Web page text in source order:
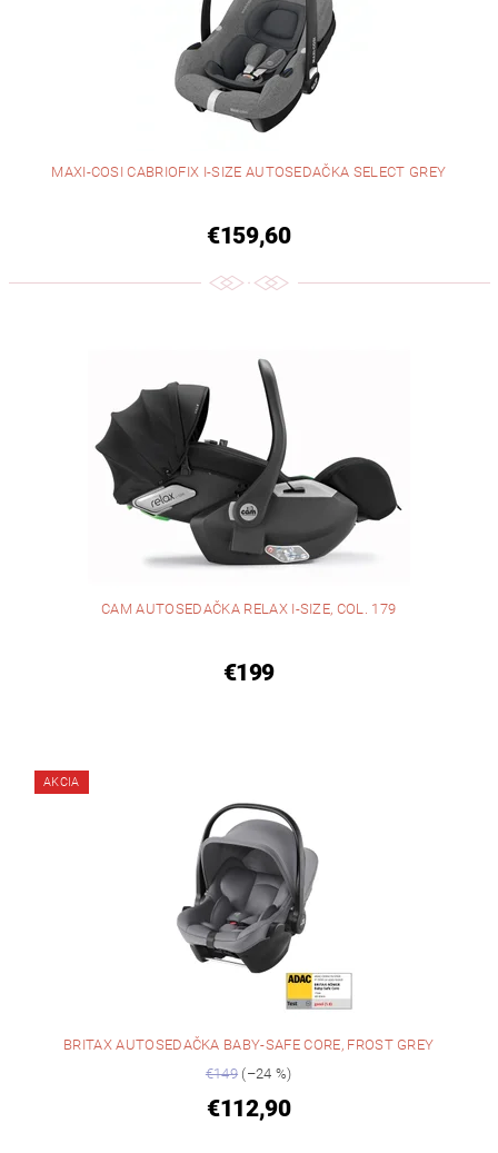
MAXI-COSI CABRIOFIX I-SIZE AUTOSEDAČKA SELECT GREY
€159,60
CAM AUTOSEDAČKA RELAX I-SIZE, COL. 179
€199
AKCIA
BRITAX AUTOSEDAČKA BABY-SAFE CORE, FROST GREY
€149 (–24 %)
€112,90